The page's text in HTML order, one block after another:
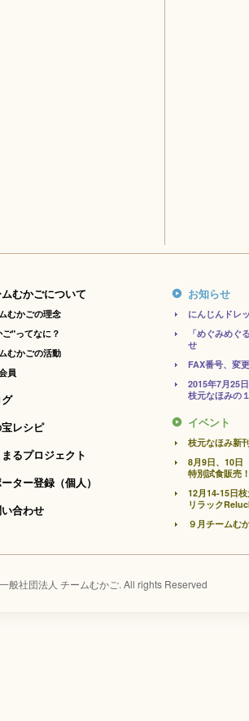
むかごについて
むかごの理念
"ってなに？
むかごの活動
員
レシピ
るプロジェクト
ター登録（個人）
合わせ
お知らせ
にんじんドレ
「めぐみめぐ
せ
FAX番号、変
2015年7月25
枝元なほみの
イベント
枝元なほみ新
8月9日、10日
特別試食販売
12月14-15日
リラック
９月チームむ
般社団法人 チームむかご. All rights Reserved